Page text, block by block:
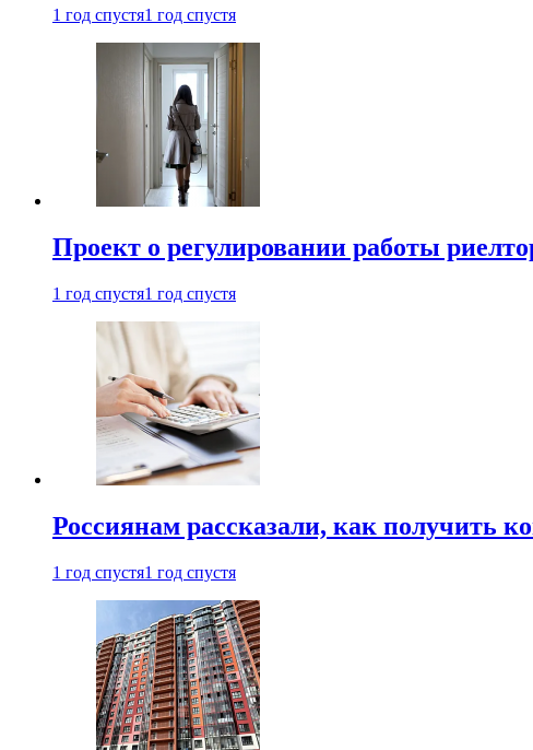
1 год спустя1 год спустя
Проект о регулировании работы
1 год спустя1 год спустя
Россиянам рассказали, как получить
1 год спустя1 год спустя